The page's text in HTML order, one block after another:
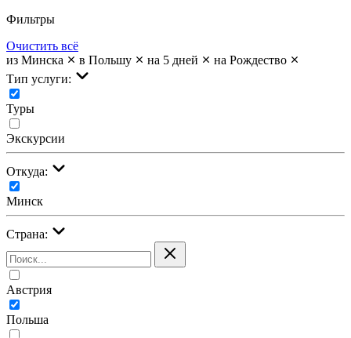
Фильтры
Очистить всё
из Минска
в Польшу на 5 дней
на Рождество
Тип услуги:
Туры
Экскурсии
Откуда:
Минск
Страна:
Австрия
Польша